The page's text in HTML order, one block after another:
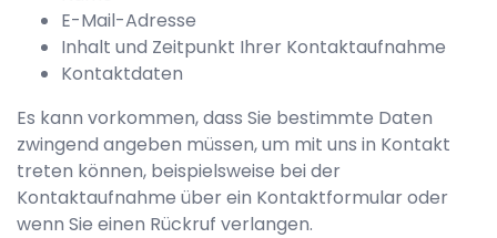
E-Mail-Adresse
Inhalt und Zeitpunkt Ihrer Kontaktaufnahme
Kontaktdaten
Es kann vorkommen, dass Sie bestimmte Daten
zwingend angeben müssen, um mit uns in Kontakt
treten können, beispielsweise bei der
Kontaktaufnahme über ein Kontaktformular oder
wenn Sie einen Rückruf verlangen.